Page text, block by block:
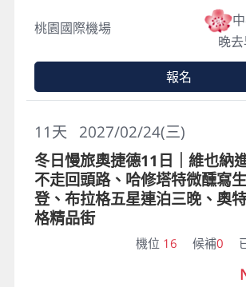
桃園國際機場
晚
報名
2027/02/24(三)
11天
冬日慢旅奧捷德11日｜維也納
不走回頭路、哈修塔特微醺寫
登、布拉格五星連泊三晚、奧
格精品街
機位 16 候補0